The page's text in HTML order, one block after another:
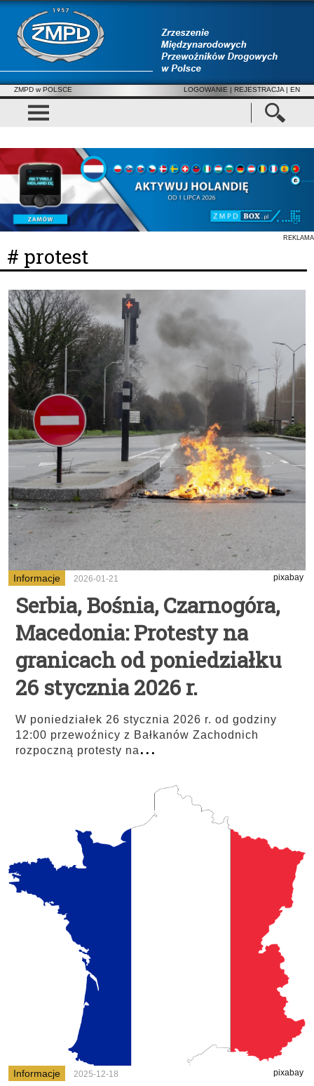
ZMPD w POLSCE LOGOWANIE | REJESTRACJA | EN
REKLAMA
# protest
Informacje 2026-01-21 pixabay
Serbia, Bośnia, Czarnogóra,
Macedonia: Protesty na
granicach od poniedziałku
26 stycznia 2026 r.
W poniedziałek 26 stycznia 2026 r. od godziny
12:00 przewoźnicy z Bałkanów Zachodnich
rozpoczną protesty na...
Informacje 2025-12-18 pixabay